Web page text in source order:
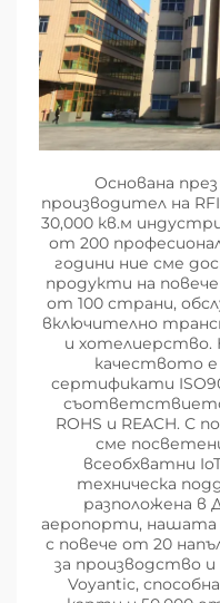
Основана
производител на
30,000 кв.м
от 200
години ние сме
продукти на
от 100 страни,
включително
и
качеството
сертификати
ROHS и REACH. С
сме
всеобхватни
техническа
разположена в
аеропорти, нашата
с повече от 20
за производство
Voyantic,